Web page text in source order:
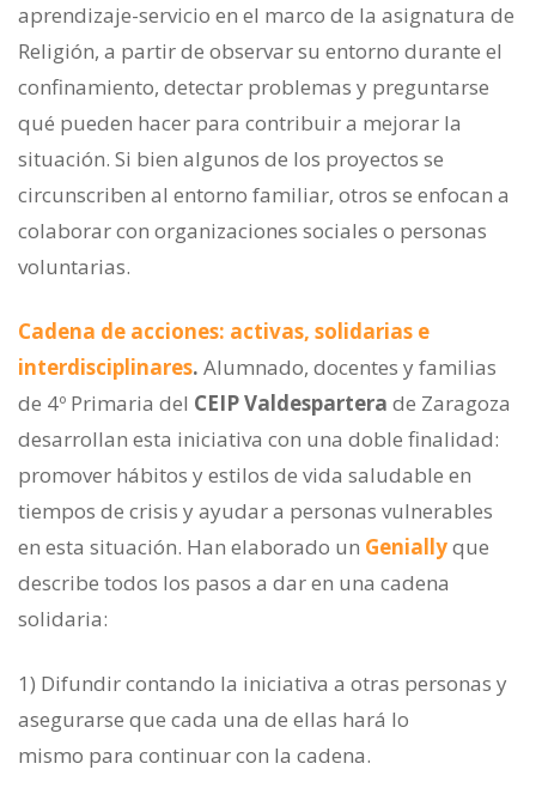
aprendizaje-servicio en el marco de la asignatura de
Religión, a partir de observar su entorno durante el
confinamiento, detectar problemas y preguntarse
qué pueden hacer para contribuir a mejorar la
situación. Si bien algunos de los proyectos se
circunscriben al entorno familiar, otros se enfocan a
colaborar con organizaciones sociales o personas
voluntarias.
Cadena de acciones: activas, solidarias e
interdisciplinares. Alumnado, docentes y familias
de 4º Primaria del CEIP Valdespartera de Zaragoza
desarrollan esta iniciativa con una doble finalidad:
promover hábitos y estilos de vida saludable en
tiempos de crisis y ayudar a personas vulnerables
en esta situación. Han elaborado un Geniallyque
describe todos los pasos a dar en una cadena
solidaria:
1) Difundir contando la iniciativa a otras personas y
asegurarse que cada una de ellas hará lo
mismo para continuar con la cadena.